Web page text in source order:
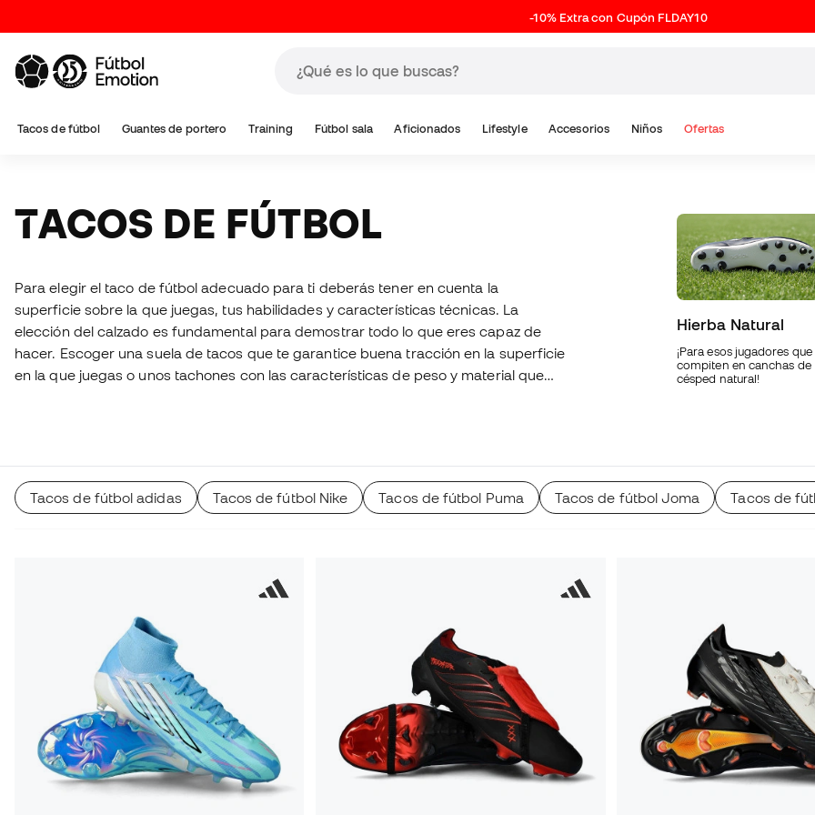
-10% Extra con Cupón FLDAY10
Tacos de fútbol Guantes de portero Training Fútbol sala Aficionados Lifestyle Accesorios Niños Ofertas
TACOS DE FÚTBOL
Para elegir el taco de fútbol adecuado para ti deberás tener en cuenta la
superficie sobre la que juegas, tus habilidades y características técnicas. La
elección del calzado es fundamental para demostrar todo lo que eres capaz de
hacer. Escoger una suela de tacos que te garantice buena tracción en la superficie
en la que juegas o unos tachones con las características de peso y material que
los tipos de tacos y gamas disponibles.
Hierba Natural
¡Para esos jugadores que
compiten en canchas de
césped natural!
Tacos de fútbol adidas Tacos de fútbol Nike Tacos de fútbol Puma Tacos de fútbol Joma Tacos de